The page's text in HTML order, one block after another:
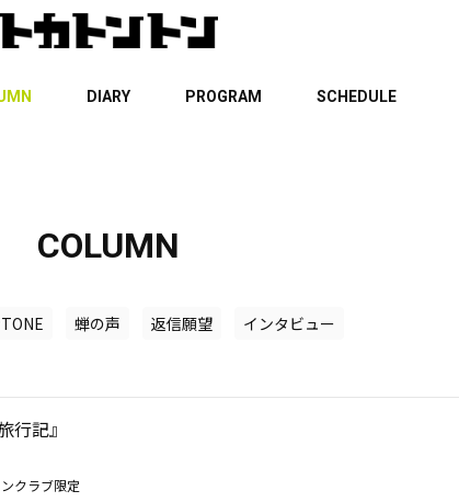
DIARY PROGRAM SCHEDULE
COLUMN
蝉の声 返信願望 インタビュー
行記』
クラブ限定